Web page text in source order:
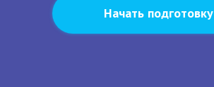
Начать подготовку